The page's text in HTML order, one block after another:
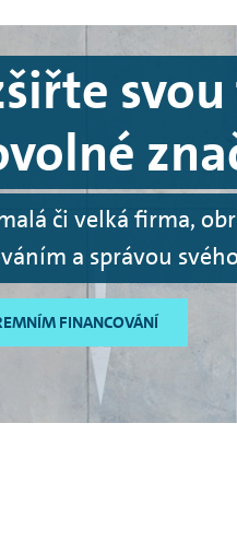
či velká firma,
a správou
FINANCOVÁNÍ